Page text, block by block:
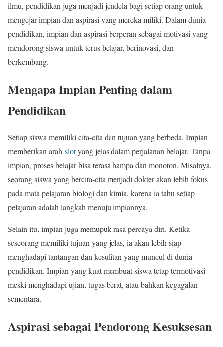
ilmu, pendidikan juga menjadi jendela bagi setiap orang untuk
mengejar impian dan aspirasi yang mereka miliki. Dalam dunia
pendidikan, impian dan aspirasi berperan sebagai motivasi yang
mendorong siswa untuk terus belajar, berinovasi, dan
berkembang.
Mengapa Impian Penting dalam
Pendidikan
Setiap siswa memiliki cita-cita dan tujuan yang berbeda. Impian
memberikan arah slotyang jelas dalam perjalanan belajar. Tanpa
impian, proses belajar bisa terasa hampa dan monoton. Misalnya,
seorang siswa yang bercita-cita menjadi dokter akan lebih fokus
pada mata pelajaran biologi dan kimia, karena ia tahu setiap
pelajaran adalah langkah menuju impiannya.
Selain itu, impian juga memupuk rasa percaya diri. Ketika
seseorang memiliki tujuan yang jelas, ia akan lebih siap
menghadapi tantangan dan kesulitan yang muncul di dunia
pendidikan. Impian yang kuat membuat siswa tetap termotivasi
meski menghadapi ujian, tugas berat, atau bahkan kegagalan
sementara.
Aspirasi sebagai Pendorong Kesuksesan